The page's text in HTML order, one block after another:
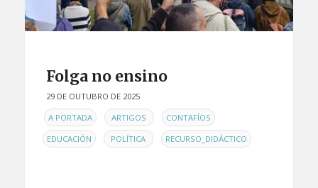
Folga no ensino
29 DE OUTUBRO DE 2025
ENA PORTADA , ARTIGOS , CONTAFÍOS ,
EDUCACIÓN , POLÍTICA , RECURSO_DIDÁCTICO